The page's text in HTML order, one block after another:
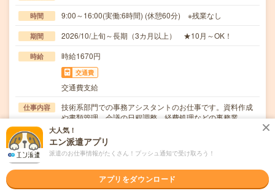
時間 9:00～16:00(実働:6時間) (休憩60分) ※残業なし
期間 2026/10/上旬～長期（3カ月以上） ★10月～OK！
時給 時給1670円
交通費
交通費支給
仕事内容
技術系部門での事務アシスタントのお仕事です。資料作成
や書類管理、会議の日程調整、経費処理などの事務業…
応募資格 事務経験があれば応募可能です。 業界未経験OK！
職場の雰囲気
年齢層
大人気！
エン派遣アプリ
派遣のお仕事情報がたくさん！プッシュ通知で受け取ろう！
アプリをダウンロード